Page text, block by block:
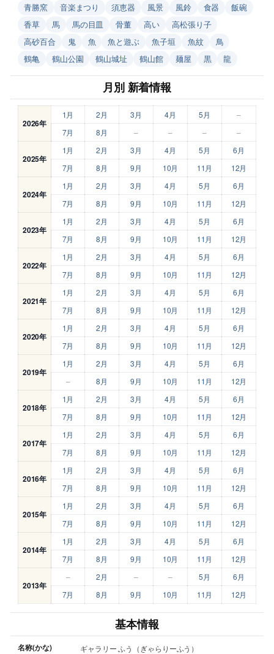
青勝窯
音楽まつり 須恵器 風景 風鈴 食器
飯碗
香草
馬 馬の目皿 骨董 高い
高松張り子
高砂百合
鬼 魚 魚と遊ぶ 魚子垣 魚紋
鳥
鶴亀
鶴山公園 鶴山城址 鶴山館 麺屋 黒 龍
月別 新着情報
2026年
1月 2月 3月 4月 5月
–
7月
8月 – – – –
2025年
1月 2月 3月 4月 5月
6月
7月
8月 9月 10月 11月 12月
2024年
1月 2月 3月 4月 5月
6月
7月
8月 9月 10月 11月 12月
2023年
1月 2月 3月 4月 5月
6月
7月
8月 9月 10月 11月 12月
2022年
1月 2月 3月 4月 5月
6月
7月
8月 9月 10月 11月 12月
2021年
1月 2月 3月 4月 5月
6月
7月
8月 9月 10月 11月 12月
2020年
1月 2月 3月 4月 5月
6月
7月
8月 9月 10月 11月 12月
2019年
1月 2月 3月 4月 5月
6月
–
8月 9月 10月 11月 12月
2018年
1月 2月 3月 4月 5月
6月
7月
8月 9月 10月 11月 12月
2017年
1月 2月 3月 4月 5月
6月
7月
8月 9月 10月 11月 12月
2016年
1月 2月 3月 4月 5月
6月
7月
8月 9月 10月 11月 12月
2015年
1月 2月 3月 4月 5月
6月
7月
8月 9月 10月 11月 12月
2014年
1月 2月 3月 4月 5月
6月
7月
8月 9月 10月 11月 12月
2013年
– 2月 – – 5月
6月
7月
8月 9月 10月 11月 12月
基本情報
名称(かな) ギャラリー ふう（ぎゃらりーふう）